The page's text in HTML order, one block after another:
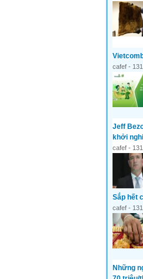
cafef -
Jeff
khởi
cafef -
Sắp hết
cafef -
Những